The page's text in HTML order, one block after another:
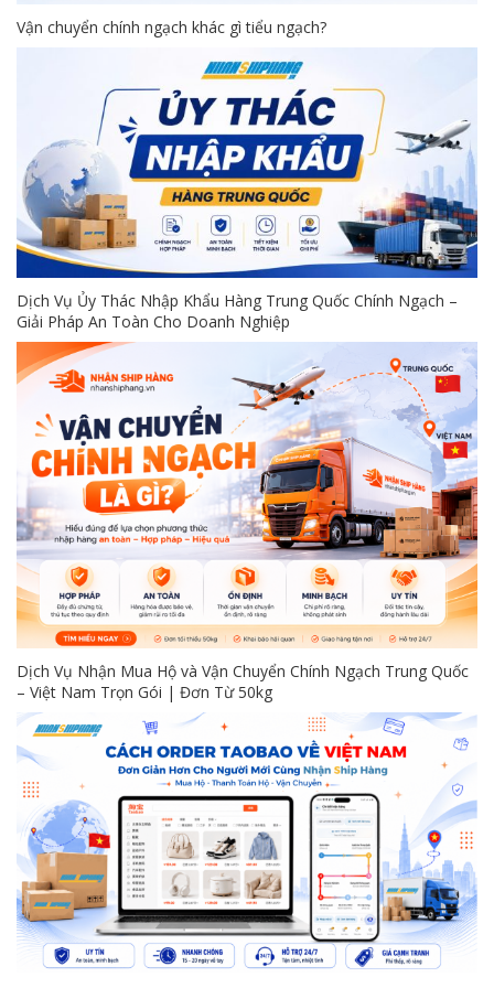
Vận chuyển chính ngạch khác gì tiểu ngạch?
Dịch Vụ Ủy Thác Nhập Khẩu Hàng Trung Quốc Chính Ngạch –
Giải Pháp An Toàn Cho Doanh Nghiệp
Dịch Vụ Nhận Mua Hộ và Vận Chuyển Chính Ngạch Trung Quốc
– Việt Nam Trọn Gói | Đơn Từ 50kg